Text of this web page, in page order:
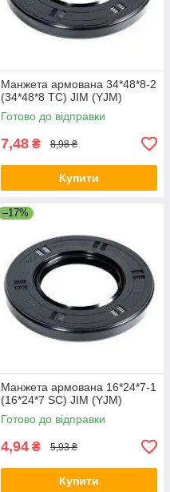
Манжета армована 34*48*8-2
(34*48*8 TC) JIM (YJM)
Готово до відправки
7,48 ₴ 8,98 ₴
Купити
–17%
Манжета армована 16*24*7-1
(16*24*7 SC) JIM (YJM)
Готово до відправки
4,94 ₴ 5,93 ₴
Купити